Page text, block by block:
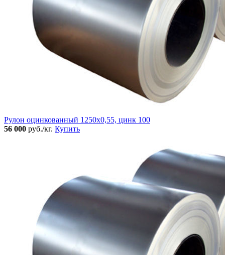
Рулон оцинкованный 1250х0,55, цинк 100
56 000 руб./кг. Купить